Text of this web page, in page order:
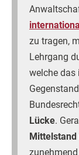
zu tragen,
Lehrgang
welche das
Lücke.
Mittelstand